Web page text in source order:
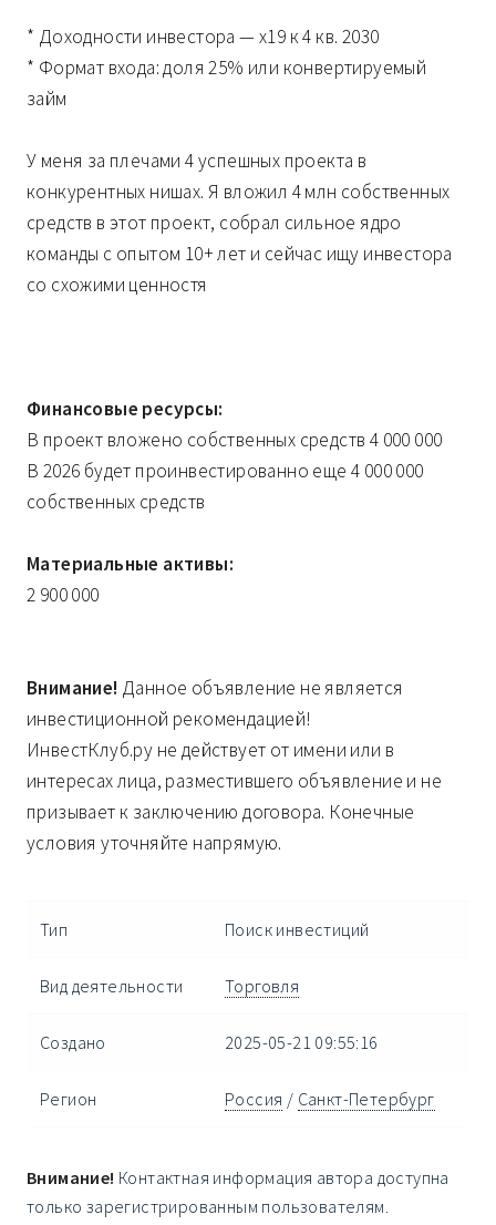
* Доходности инвестора — х19 к 4 кв. 2030
* Формат входа: доля 25% или конвертируемый
займ
У меня за плечами 4 успешных проекта в
конкурентных нишах. Я вложил 4 млн собственных
средств в этот проект, собрал сильное ядро
команды с опытом 10+ лет и сейчас ищу инвестора
со схожими ценностя
Финансовые ресурсы:
В проект вложено собственных средств 4 000 000
В 2026 будет проинвестированно еще 4 000 000
собственных средств
Материальные активы:
2 900 000
Внимание! Данное объявление не является
инвестиционной рекомендацией!
ИнвестКлуб.ру не действует от имени или в
интересах лица, разместившего объявление и не
призывает к заключению договора. Конечные
условия уточняйте напрямую.
Тип Поиск инвестиций
Вид деятельности Торговля
Создано 2025-05-21 09:55:16
Регион Россия / Санкт-Петербург
Внимание! Контактная информация автора доступна
только зарегистрированным пользователям.